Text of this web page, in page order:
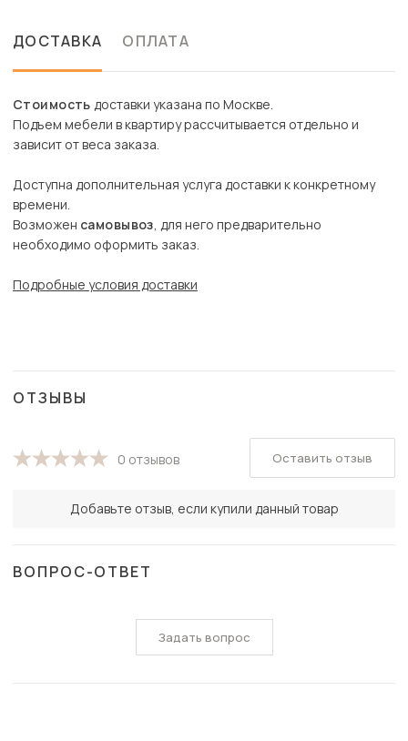
ДОСТАВКА ОПЛАТА
Стоимость доставки указана по Москве.
Подъем мебели в квартиру рассчитывается отдельно и
зависит от веса заказа.
Доступна дополнительная услуга доставки к конкретному
времени.
Возможен самовывоз, для него предварительно
необходимо оформить заказ.
Подробные условия доставки
ОТЗЫВЫ
0 отзывов
Добавьте отзыв, если купили данный товар
Оставить отзыв
ВОПРОС-ОТВЕТ
Задать вопрос